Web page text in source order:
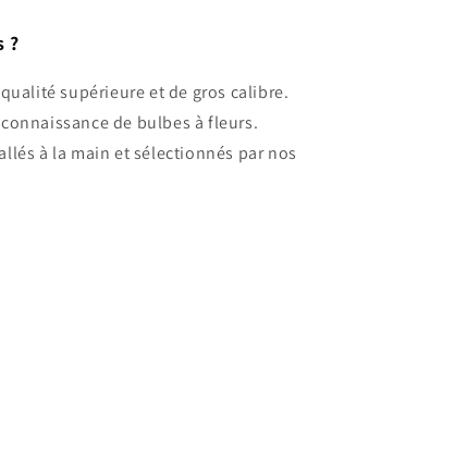
?
supérieure et de gros calibre.
de bulbes à fleurs.
à la main et sélectionnés par nos